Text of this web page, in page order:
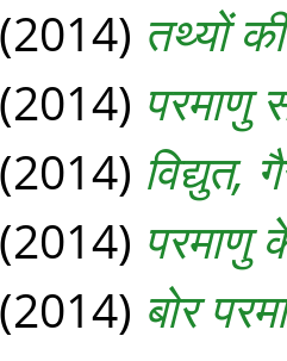
(2014) तथ्यों
(2014) परमाणु
(2014) विद्युत,
(2014) परमाणु
(2014) बोर